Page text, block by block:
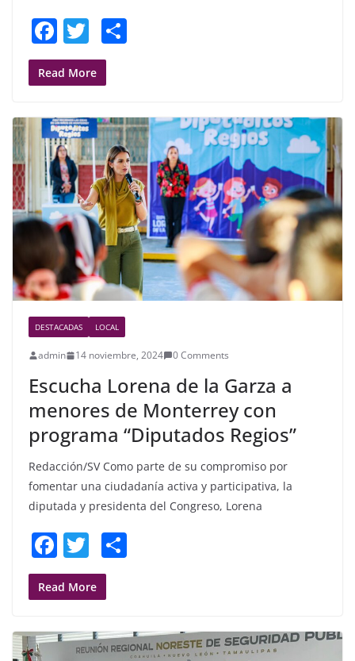
F
a
c
b
o
o
k
T
w
itt
Read More
DESTACADAS LOCAL
admin 14 noviembre, 2024 0 Comments
Escucha Lorena de la Garza a
menores de Monterrey con
programa “Diputados Regios”
Redacción/SV Como parte de su compromiso por
fomentar una ciudadanía activa y participativa, la
diputada y presidenta del Congreso, Lorena
F
a
c
b
T
w
itt
Read More